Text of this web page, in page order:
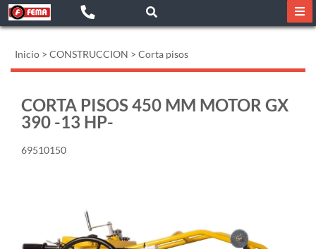
Inicio > CONSTRUCCION > Corta pisos
CORTA PISOS 450 MM MOTOR GX
390 -13 HP-
69510150